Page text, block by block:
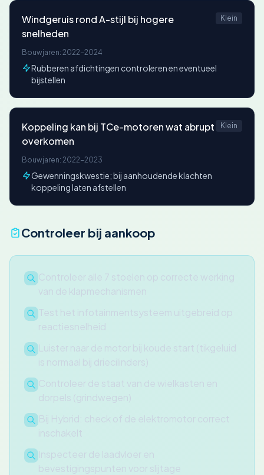
Windgeruis rond A-stijl bij hogere
snelheden
Klein
Bouwjaren: 2022-2024
Rubberen afdichtingen controleren en eventueel
bijstellen
Koppeling kan bij TCe-motoren wat abrupt
overkomen
Klein
Bouwjaren: 2022-2023
Gewenningskwestie; bij aanhoudende klachten
koppeling laten afstellen
Controleer bij aankoop
Controleer alle 7 stoelen op correcte werking
van de klapmechanismen
Test het infotainmentsysteem uitgebreid op
reactiesnelheid
Luister naar de motor bij koude start (tikgeluid
is normaal bij driecilinders)
Controleer de staat van de wielkasten en
dorpels (grindwegen)
Bij Hybrid: check of de elektromotor correct
inschakelt
Inspecteer de laadvloer en
bevestigingspunten voor slijtage